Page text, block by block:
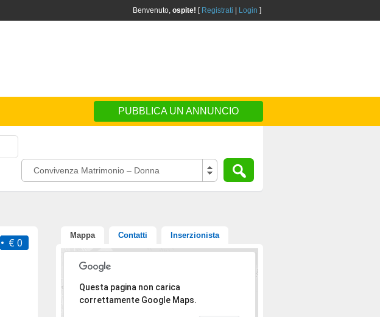
Benvenuto, ospite! [ Registrati Login ]
PUBBLICA UN ANNUNCIO
Convivenza Matrimonio – Donna
€ 0
Mappa Contatti Inserzionista
Ci dispiace, l'indirizzo non è stato trovato.
Questa pagina non carica
correttamente Google Maps.